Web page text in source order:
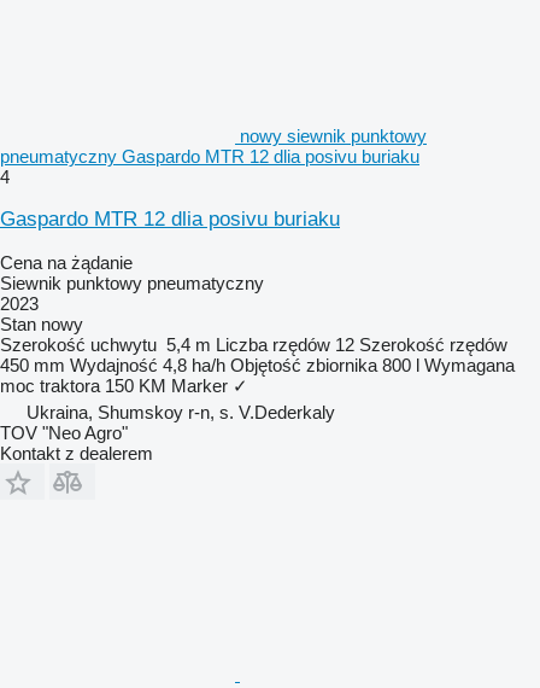
nowy siewnik punktowy
pneumatyczny Gaspardo MTR 12 dlia posivu buriaku
4
Gaspardo MTR 12 dlia posivu buriaku
Cena na żądanie
Siewnik punktowy pneumatyczny
2023
Stan nowy
Szerokość uchwytu 5,4 m Liczba rzędów 12 Szerokość rzędów
450 mm Wydajność 4,8 ha/h Objętość zbiornika 800 l Wymagana
moc traktora 150 KM Marker ✓
Ukraina, Shumskoy r-n, s. V.Dederkaly
TOV "Neo Agro"
Kontakt z dealerem